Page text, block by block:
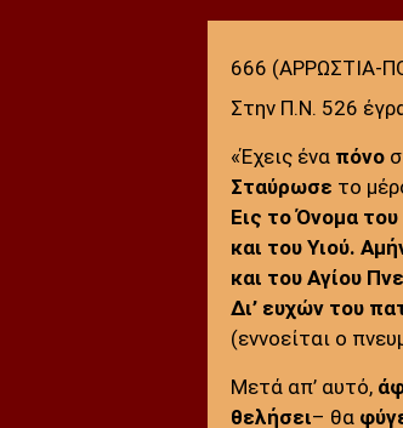
666 (ΑΡΡΩΣΤΙΑ-
Στην Π.Ν. 526
«Έχεις ένα πόνο
Σταύρωσε το
Εις το Όνοματου
και του Υιού.
και του Αγίου
Δι’ ευχών του
(εννοείται ο
Μετά απ’ αυτό,
θελήσει– θα